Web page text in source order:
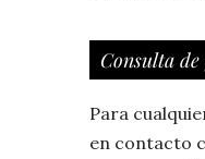
Consulta
Para
en contacto